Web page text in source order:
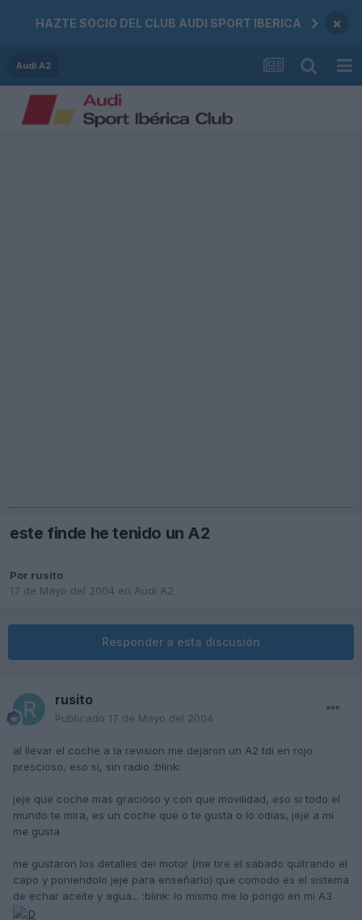
HAZTE SOCIO DEL CLUB AUDI SPORT IBERICA ×
Audi A2
este finde he tenido un A2
Por rusito
17 de Mayo del 2004 en Audi A2
Responder a esta discusión
rusito
Publicado 17 de Mayo del 2004
al llevar el coche a la revision me dejaron un A2 tdi en rojo
prescioso, eso si, sin radio :blink:
jeje que coche mas gracioso y con que movilidad, eso si todo el
mundo te mira, es un coche que o te gusta o lo odias, jeje a mi
me gusta
me gustaron los detalles del motor (me tire el sabado quitrando el
capo y poniendolo jeje para enseñarlo) que comodo es el sistema
de echar aceite y agua... :blink: lo mismo me lo pongo en mi A3